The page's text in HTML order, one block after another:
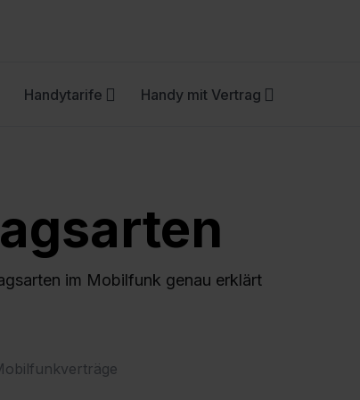
Handytarife Handy mit Vertrag
im Mobilfunk genau erklärt